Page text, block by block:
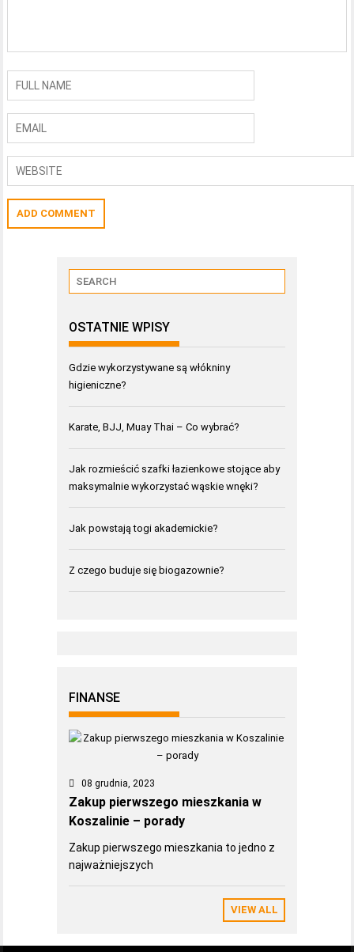
OSTATNIE WPISY
Gdzie wykorzystywane są włókniny
higieniczne?
Karate, BJJ, Muay Thai – Co wybrać?
Jak rozmieścić szafki łazienkowe stojące aby
maksymalnie wykorzystać wąskie wnęki?
Jak powstają togi akademickie?
Z czego buduje się biogazownie?
FINANSE
08 grudnia, 2023
Zakup pierwszego mieszkania w
Koszalinie – porady
Zakup pierwszego mieszkania to jedno z
najważniejszych
VIEW ALL